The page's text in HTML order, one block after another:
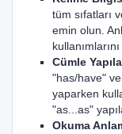
tüm sıfatları
emin olun.
Cümle
"has/have" ve
yaparken
"as...as"
Okuma